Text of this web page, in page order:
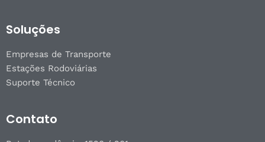
Soluções
Empresas de Transporte
Estações Rodoviárias
Suporte Técnico
Contato